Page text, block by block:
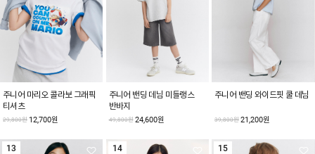
주니어 마리오 콜라보 그래픽
티셔츠
29,800원 12,700원
주니어 밴딩 데님 미들랭스
반바지
49,800원 24,600원
주니어 밴딩 와이드핏 쿨 데님
39,800원 21,200원
13 14 15